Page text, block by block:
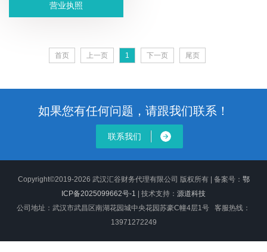
营业执照
首页 上一页 1 下一页 尾页
如果您有任何问题，请跟我们联系！
联系我们
Copyright©2019-2026 武汉汇谷财务代理有限公司 版权所有 | 备案号： 鄂
ICP备2025099662号-1 | 技术支持： 源道科技
公司地址：武汉市武昌区南湖花园城中央花园苏豪C幢4层1号 客服热线：
13971272249